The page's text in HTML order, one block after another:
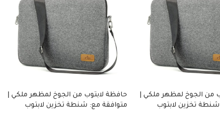
من الجوخ لمظهر ملكي |
تخزين لابتوب
حافظة لابتوب من الجوخ لمظهر ملكي |
متوافقة مع: شنطة تخزين لابتوب